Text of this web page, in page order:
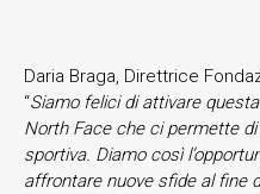
Daria Braga, Direttrice
“Siamo felici di attivare
North Face che ci permette
sportiva. Diamo così
affrontare nuove sfide al fine